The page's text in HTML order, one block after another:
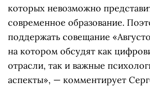
которых невозможно
современное образование.
поддержать совещание
на котором обсудят как
отрасли, так и важные
аспекты», — комментирует